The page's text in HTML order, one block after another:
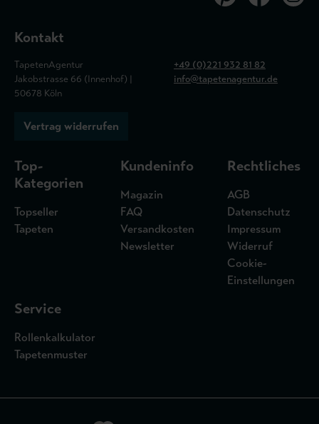
Kontakt
TapetenAgentur
Jakobstrasse 66 (Innenhof) |
50678 Köln
+49 (0)221 932 81 82
info@tapetenagentur.de
Vertrag widerrufen
Top-
Kategorien
Topseller
Tapeten
Kundeninfo
Magazin
FAQ
Versandkosten
Newsletter
Rechtliches
AGB
Datenschutz
Impressum
Widerruf
Cookie-
Einstellungen
Service
Rollenkalkulator
Tapetenmuster